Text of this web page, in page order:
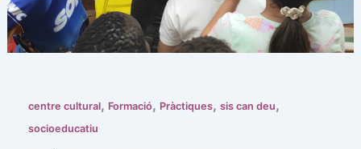
centre cultural, Formació, Pràctiques, sis can deu,
socioeducatiu